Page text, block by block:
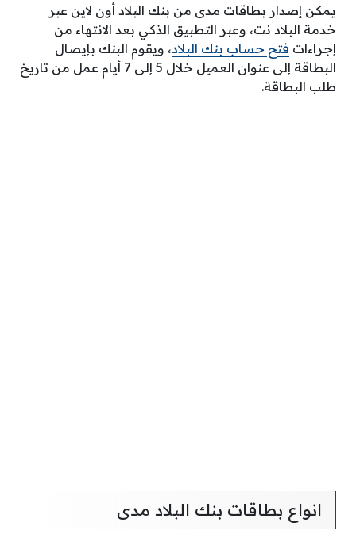
يمكن إصدار بطاقات مدى من بنك البلاد أون لاين عبر
خدمة البلاد نت، وعبر التطبيق الذكي بعد الانتهاء من
إجراءات فتح حساب بنك البلاد، ويقوم البنك بإيصال
البطاقة إلى عنوان العميل خلال 5 إلى 7 أيام عمل من تاريخ
طلب البطاقة.
انواع بطاقات بنك البلاد مدى